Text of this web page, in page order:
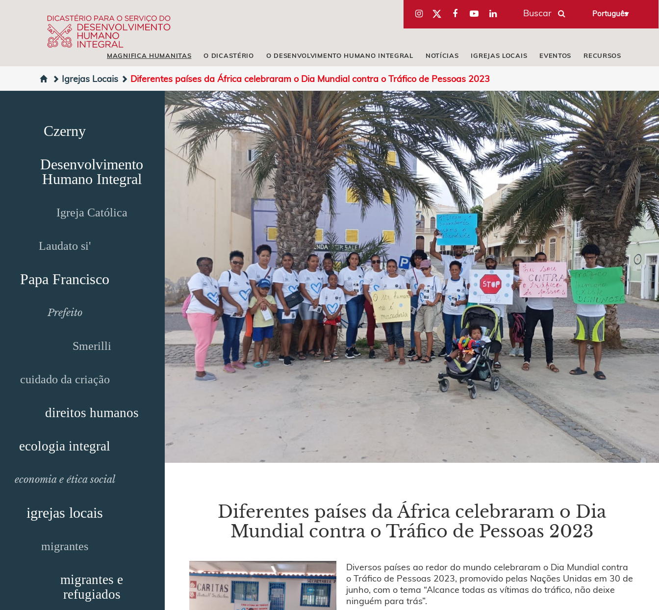
Buscar Português
MAGNIFICA HUMANITAS O DICASTÉRIO O DESENVOLVIMENTO HUMANO INTEGRAL NOTÍCIAS IGREJAS LOCAIS EVENTOS RECURSOS
Igrejas Locais Diferentes países da África celebraram o Dia Mundial contra o Tráfico de Pessoas 2023
Czerny
Desenvolvimento
Humano Integral
Igreja Católica
Laudato si'
Papa Francisco
Prefeito
Smerilli
cuidado da criação
direitos humanos
ecologia integral
economia e ética social
igrejas locais
migrantes
migrantes e
refugiados
Diferentes países da África celebraram o Dia
Mundial contra o Tráfico de Pessoas 2023
Diversos países ao redor do mundo celebraram o Dia Mundial contra
o Tráfico de Pessoas 2023, promovido pelas Nações Unidas em 30 de
junho, com o tema “Alcance todas as vítimas do tráfico, não deixe
ninguém para trás”.